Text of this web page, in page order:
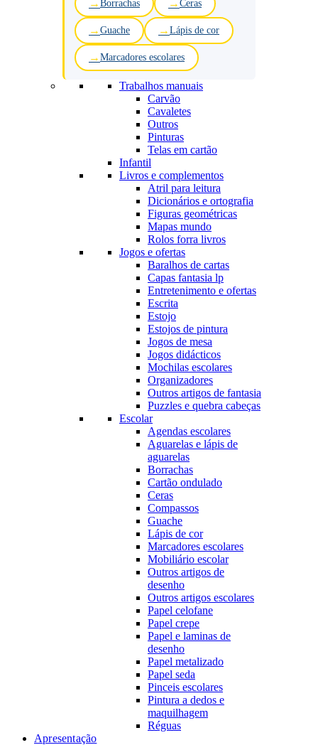
Borrachas Ceras
Guache Lápis de cor
Marcadores escolares
Trabalhos manuais
Carvão
Cavaletes
Outros
Pinturas
Telas em cartão
Infantil
Livros e complementos
Atril para leitura
Dicionários e ortografia
Figuras geométricas
Mapas mundo
Rolos forra livros
Jogos e ofertas
Baralhos de cartas
Capas fantasia lp
Entretenimento e ofertas
Escrita
Estojo
Estojos de pintura
Jogos de mesa
Jogos didácticos
Mochilas escolares
Organizadores
Outros artigos de fantasia
Puzzles e quebra cabeças
Escolar
Agendas escolares
Aguarelas e lápis de
aguarelas
Borrachas
Cartão ondulado
Ceras
Compassos
Guache
Lápis de cor
Marcadores escolares
Mobiliário escolar
Outros artigos de
desenho
Outros artigos escolares
Papel celofane
Papel crepe
Papel e laminas de
desenho
Papel metalizado
Papel seda
Pinceis escolares
Pintura a dedos e
maquilhagem
Réguas
Apresentação